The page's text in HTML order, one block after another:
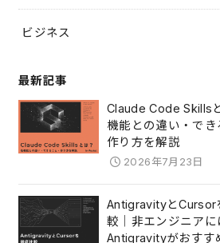
ビジネス
最新記事
Claude Code Skills
機能との違い・でき
作り方を解説
2026年7月23日
AntigravityとCursor
較｜非エンジニアに
Antigravityがおすす